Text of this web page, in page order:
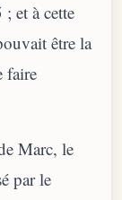
; et à cette
être la
faire
Marc, le
par le